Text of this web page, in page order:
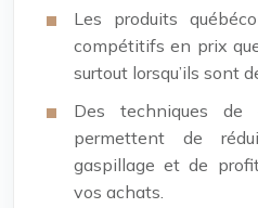
Les produits
compétitifs en prix
surtout lorsqu’ils sont
Des techniques de
permettent de
gaspillage et de
vos achats.